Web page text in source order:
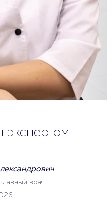
экспертом
врач